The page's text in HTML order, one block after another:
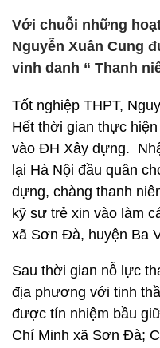
Với chuỗi những
Nguyễn Xuân Cung
vinh danh “ Thanh
Tốt nghiệp THPT,
Hết thời gian thực
vào ĐH Xây dựng.
lại Hà Nội đầu quân
dựng, chàng thanh
kỹ sư trẻ xin vào làm
xã Sơn Đà, huyện Ba
Sau thời gian nỗ lực
địa phương với tinh
được tín nhiệm bầu
Chí Minh xã Sơn Đà;